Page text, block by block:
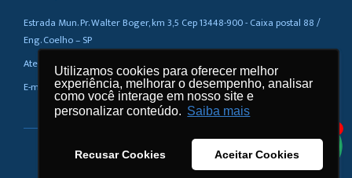
Utilizamos cookies para oferecer melhor
experiência, melhorar o desempenho, analisar
como você interage em nosso site e
personalizar conteúdo. Saiba mais
Recusar Cookies Aceitar Cookies
Utilizamos cookies para oferecer melhor
experiência, melhorar o desempenho, analisar
como você interage em nosso site e
personalizar conteúdo. Saiba mais
Recusar Cookies Aceitar Cookies
Estrada Mun. Pr. Walter Boger, km 3,5 Cep 13448-900 - Caixa postal 88 /
Eng. Coelho – SP
Atendimento:
0800 948 0048
E-mail: atendimento.ead@unasp.br